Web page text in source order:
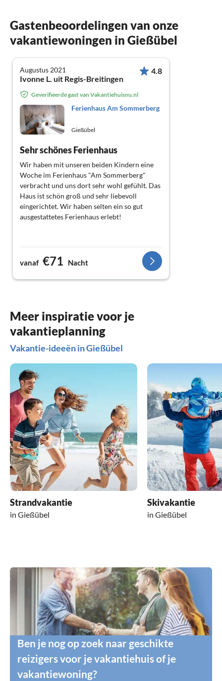
Gastenbeoordelingen van onze
vakantiewoningen in Gießübel
Augustus 2021
Ivonne L. uit Regis-Breitingen
4.8
Geverifieerde gast van Vakantiehuisnu.nl
Ferienhaus Am Sommerberg
Gießübel
Sehr schönes Ferienhaus
Wir haben mit unseren beiden Kindern eine
Woche im Ferienhaus "Am Sommerberg"
verbracht und uns dort sehr wohl gefühlt. Das
Haus ist schön groß und sehr liebevoll
eingerichtet. Wir haben selten ein so gut
ausgestattetes Ferienhaus erlebt!
vanaf €71 Nacht
Meer inspiratie voor je
vakantieplanning
Vakantie-ideeën in Gießübel
Strandvakantie
in Gießübel
Skivakantie
in Gießübel
Ben je nog op zoek naar geschikte
reizigers voor je vakantiehuis of je
vakantiewoning?